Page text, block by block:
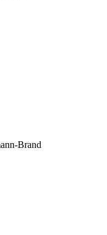
Brand